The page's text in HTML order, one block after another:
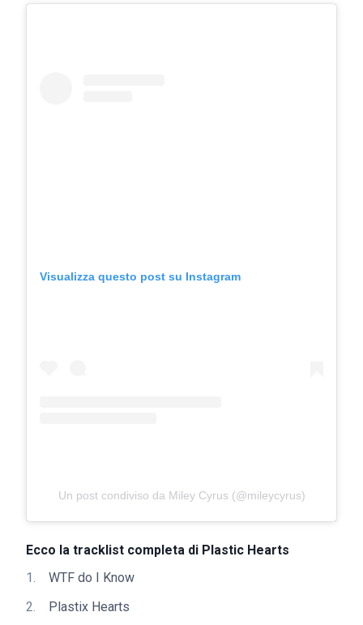
Visualizza questo post su Instagram
Un post condiviso da Miley Cyrus (@mileycyrus)
Ecco la tracklist completa di Plastic Hearts
WTF do I Know
Plastix Hearts